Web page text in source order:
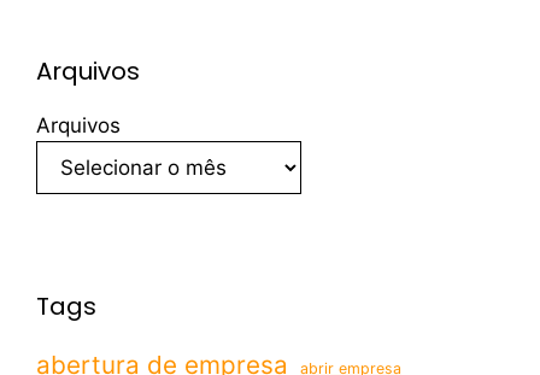
Arquivos
Arquivos
Tags
abertura de empresa
abrir empresa